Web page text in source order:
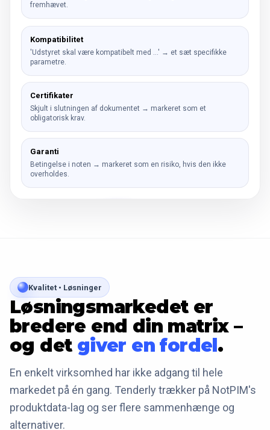
fremhævet.
Kompatibilitet
'Udstyret skal være kompatibelt med …' → et sæt specifikke
parametre.
Certifikater
Skjult i slutningen af dokumentet → markeret som et
obligatorisk krav.
Garanti
Betingelse i noten → markeret som en risiko, hvis den ikke
overholdes.
Kvalitet • Løsninger
Løsningsmarkedet er
bredere end din matrix –
og det giver en fordel.
En enkelt virksomhed har ikke adgang til hele
markedet på én gang. Tenderly trækker på NotPIM's
produktdata-lag og ser flere sammenhænge og
alternativer.